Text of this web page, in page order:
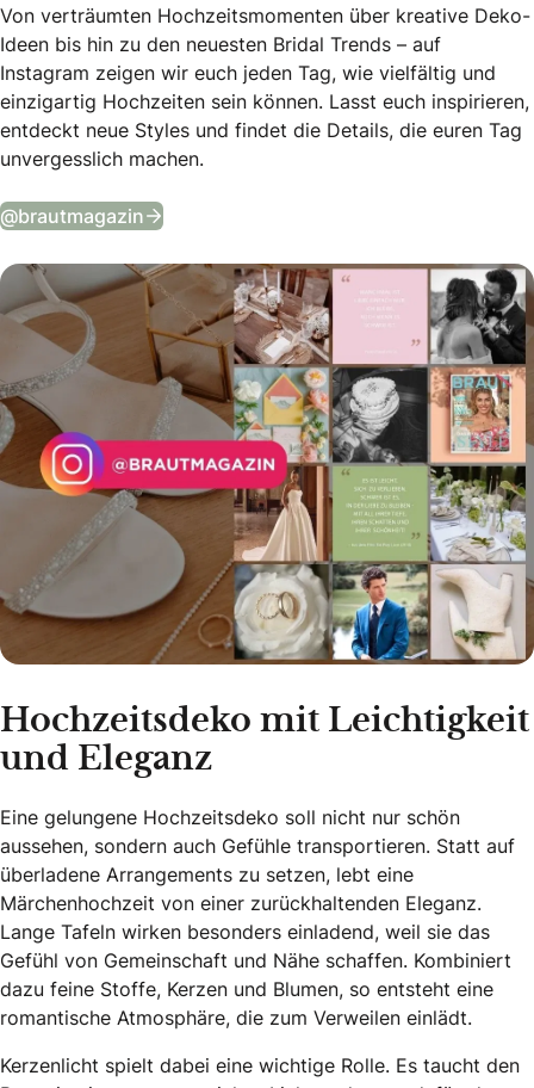
Von verträumten Hochzeitsmomenten über kreative Deko-
Ideen bis hin zu den neuesten Bridal Trends – auf
Instagram zeigen wir euch jeden Tag, wie vielfältig und
einzigartig Hochzeiten sein können. Lasst euch inspirieren,
entdeckt neue Styles und findet die Details, die euren Tag
unvergesslich machen.
@brautmagazin Tägliche Wedding Vibes auf Instagram
Hochzeitsdeko mit Leichtigkeit
und Eleganz
Eine gelungene Hochzeitsdeko soll nicht nur schön
aussehen, sondern auch Gefühle transportieren. Statt auf
überladene Arrangements zu setzen, lebt eine
Märchenhochzeit von einer zurückhaltenden Eleganz.
Lange Tafeln wirken besonders einladend, weil sie das
Gefühl von Gemeinschaft und Nähe schaffen. Kombiniert
dazu feine Stoffe, Kerzen und Blumen, so entsteht eine
romantische Atmosphäre, die zum Verweilen einlädt.
Kerzenlicht spielt dabei eine wichtige Rolle. Es taucht den